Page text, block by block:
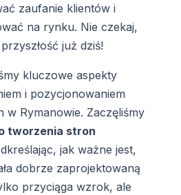
zaufanie klientów i
na rynku. Nie czekaj,
już dziś!
kluczowe aspekty
i pozycjonowaniem
Rymanowie. Zaczęliśmy
tworzenia stron
jak ważne jest,
dobrze zaprojektowaną
przyciąga wzrok, ale